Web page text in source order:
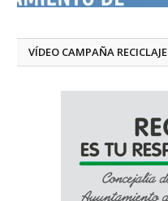
VÍDEO CAMPAÑA RECICLAJE